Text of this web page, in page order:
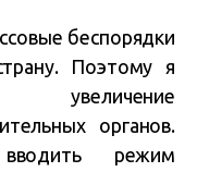
беспорядки
Поэтому я
увеличение
органов.
режим